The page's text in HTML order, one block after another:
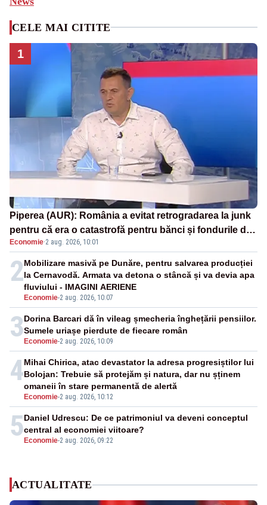
CELE MAI CITITE
1
Piperea (AUR): România a evitat retrogradarea la junk
pentru că era o catastrofă pentru bănci și fondurile de
pensii
Economie·2 aug. 2026, 10:01
2
Economie-2 aug. 2026, 10:07
Mobilizare masivă pe Dunăre, pentru salvarea producției
la Cernavodă. Armata va detona o stâncă și va devia apa
fluviului - IMAGINI AERIENE
3 Economie-2 aug. 2026, 10:09
Dorina Barcari dă în vileag șmecheria înghețării pensiilor.
Sumele uriașe pierdute de fiecare român
4
Economie-2 aug. 2026, 10:12
Mihai Chirica, atac devastator la adresa progresiștilor lui
Bolojan: Trebuie să protejăm și natura, dar nu șținem
omaneii în stare permanentă de alertă
5 Economie-2 aug. 2026, 09:22
Daniel Udrescu: De ce patrimoniul va deveni conceptul
central al economiei viitoare?
ACTUALITATE